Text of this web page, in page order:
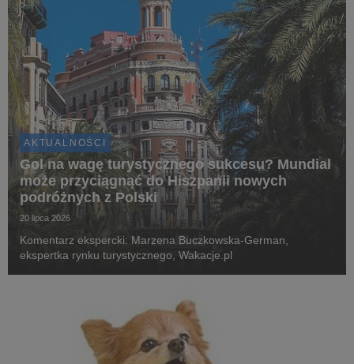
AKTUALNOŚCI
Gol na wagę turystycznego sukcesu? Mundial
może przyciągnąć do Hiszpanii nowych
podróżnych z Polski
20 lipca 2026
Komentarz ekspercki: Marzena Buczkowska-German,
ekspertka rynku turystycznego, Wakacje.pl